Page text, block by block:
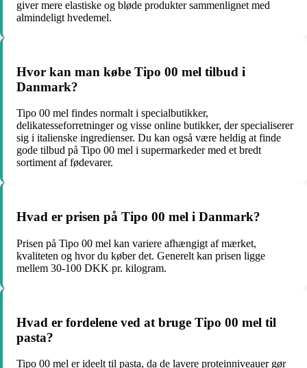
giver mere elastiske og bløde produkter sammenlignet med
almindeligt hvedemel.
Hvor kan man købe Tipo 00 mel tilbud i
Danmark?
Tipo 00 mel findes normalt i specialbutikker,
delikatesseforretninger og visse online butikker, der specialiserer
sig i italienske ingredienser. Du kan også være heldig at finde
gode tilbud på Tipo 00 mel i supermarkeder med et bredt
sortiment af fødevarer.
Hvad er prisen på Tipo 00 mel i Danmark?
Prisen på Tipo 00 mel kan variere afhængigt af mærket,
kvaliteten og hvor du køber det. Generelt kan prisen ligge
mellem 30-100 DKK pr. kilogram.
Hvad er fordelene ved at bruge Tipo 00 mel til
pasta?
Tipo 00 mel er ideelt til pasta, da de lavere proteinniveauer gør